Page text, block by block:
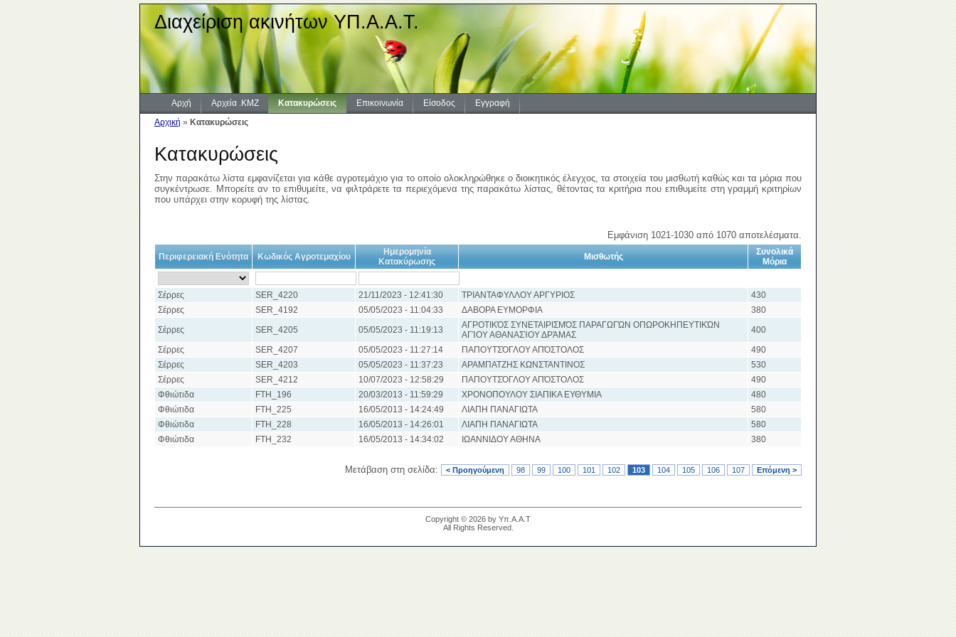
Διαχείριση ακινήτων ΥΠ.Α.Α.Τ.
Αρχή Αρχεία .KMZ Κατακυρώσεις Επικοινωνία Είσοδος
Εγγραφή
Αρχική » Κατακυρώσεις
Κατακυρώσεις
Στην παρακάτω λίστα εμφανίζεται για κάθε αγροτεμάχιο για το οποίο ολοκληρώθηκε ο διοικητικός έλεγχος, τα στοιχεία του μισθωτή καθώς και τα μόρια που
συγκέντρωσε. Μπορείτε αν το επιθυμείτε, να φιλτράρετε τα περιεχόμενα της παρακάτω λίστας, θέτοντας τα κριτήρια που επιθυμείτε στη γραμμή κριτηρίων
που υπάρχει στην κορυφή της λίστας.
Εμφάνιση 1021-1030 από 1070 αποτελέσματα.
Περιφερειακή Ενότητα Κωδικός Αγροτεμαχίου
Ημερομηνία
Κατακύρωσης
Μισθωτής
Συνολικά
Μόρια
Σέρρες SER_4220 21/11/2023 - 12:41:30 ΤΡΙΑΝΤΑΦΥΛΛΟΥ ΑΡΓΥΡΙΟΣ
430
Σέρρες
SER_4192 05/05/2023 - 11:04:33 ΔΑΒΟΡΑ ΕΥΜΟΡΦΙΑ
380
Σέρρες
SER_4205 05/05/2023 - 11:19:13
ΑΓΡΟΤΙΚΌΣ ΣΥΝΕΤΑΙΡΙΣΜΌΣ ΠΑΡΑΓΩΓΏΝ ΟΠΩΡΟΚΗΠΕΥΤΙΚΏΝ
ΑΓΊΟΥ ΑΘΑΝΑΣΊΟΥ ΔΡΆΜΑΣ
400
Σέρρες
SER_4207 05/05/2023 - 11:27:14 ΠΑΠΟΥΤΣΌΓΛΟΥ ΑΠΌΣΤΟΛΟΣ
490
Σέρρες
SER_4203 05/05/2023 - 11:37:23 ΑΡΑΜΠΑΤΖΗΣ ΚΩΝΣΤΑΝΤΙΝΟΣ
530
Σέρρες
SER_4212 10/07/2023 - 12:58:29 ΠΑΠΟΥΤΣΌΓΛΟΥ ΑΠΌΣΤΟΛΟΣ
490
Φθιώτιδα
FTH_196 20/03/2013 - 11:59:29 ΧΡΟΝΟΠΟΥΛΟΥ ΣΙΑΠΙΚΑ ΕΥΘΥΜΙΑ
480
Φθιώτιδα
FTH_225 16/05/2013 - 14:24:49 ΛΙΑΠΗ ΠΑΝΑΓΙΩΤΑ
580
Φθιώτιδα
FTH_228 16/05/2013 - 14:26:01 ΛΙΑΠΗ ΠΑΝΑΓΙΩΤΑ
580
Φθιώτιδα
FTH_232 16/05/2013 - 14:34:02 ΙΩΑΝΝΙΔΟΥ ΑΘΗΝΑ 380
Μετάβαση στη σελίδα: < Προηγούμενη 98 99 100 101 102 103 104 105 106 107 Επόμενη >
Copyright © 2026 by Υπ.Α.Α.Τ
All Rights Reserved.